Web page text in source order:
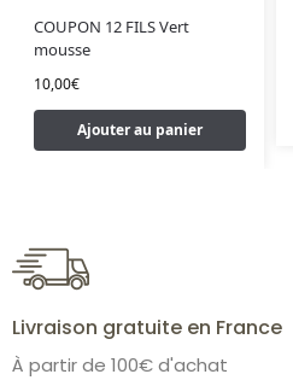
COUPON 12 FILS Vert
mousse
10,00€
Ajouter au panier
Livraison gratuite en France
À partir de 100€ d'achat